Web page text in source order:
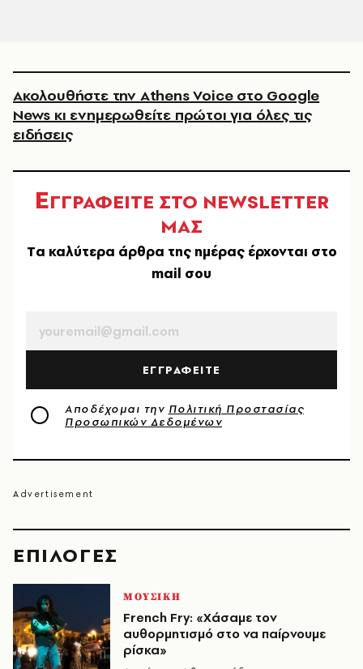
EΠΙΛΟΓΈΣ
ΜΟΥΣΙΚΗ
French Fry: «Χάσαμε τον
αυθορμητισμό στο να παίρνουμε
ρίσκα»
Ακολουθήστε την Athens Voice στο Google
News κι ενημερωθείτε πρώτοι για όλες τις
ειδήσεις
ΕΓΓΡΑΦΕΙΤΕ ΣΤΟ NEWSLETTER
ΜΑΣ
Tα καλύτερα άρθρα της ημέρας έρχονται στο
mail σου
ΕΓΓΡΑΦΕΙΤΕ
Αποδέχομαι την Πολιτική Προστασίας
Προσωπικών Δεδομένων